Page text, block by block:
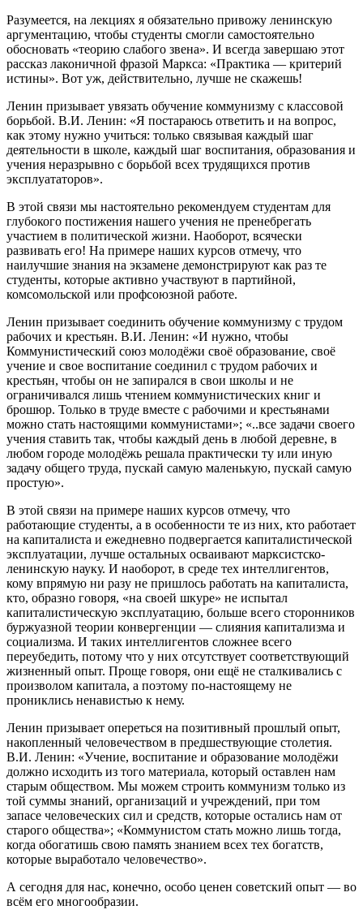
Разумеется, на лекциях я обязательно привожу ленинскую
аргументацию, чтобы студенты смогли самостоятельно
обосновать «теорию слабого звена». И всегда завершаю этот
рассказ лаконичной фразой Маркса: «Практика — критерий
истины». Вот уж, действительно, лучше не скажешь!
Ленин призывает увязать обучение коммунизму с классовой
борьбой. В.И. Ленин: «Я постараюсь ответить и на вопрос,
как этому нужно учиться: только связывая каждый шаг
деятельности в школе, каждый шаг воспитания, образования и
учения неразрывно с борьбой всех трудящихся против
эксплуататоров».
В этой связи мы настоятельно рекомендуем студентам для
глубокого постижения нашего учения не пренебрегать
участием в политической жизни. Наоборот, всячески
развивать его! На примере наших курсов отмечу, что
наилучшие знания на экзамене демонстрируют как раз те
студенты, которые активно участвуют в партийной,
комсомольской или профсоюзной работе.
Ленин призывает соединить обучение коммунизму с трудом
рабочих и крестьян. В.И. Ленин: «И нужно, чтобы
Коммунистический союз молодёжи своё образование, своё
учение и свое воспитание соединил с трудом рабочих и
крестьян, чтобы он не запирался в свои школы и не
ограничивался лишь чтением коммунистических книг и
брошюр. Только в труде вместе с рабочими и крестьянами
можно стать настоящими коммунистами»; «..все задачи своего
учения ставить так, чтобы каждый день в любой деревне, в
любом городе молодёжь решала практически ту или иную
задачу общего труда, пускай самую маленькую, пускай самую
простую».
В этой связи на примере наших курсов отмечу, что
работающие студенты, а в особенности те из них, кто работает
на капиталиста и ежедневно подвергается капиталистической
эксплуатации, лучше остальных осваивают марксистско-
ленинскую науку. И наоборот, в среде тех интеллигентов,
кому впрямую ни разу не пришлось работать на капиталиста,
кто, образно говоря, «на своей шкуре» не испытал
капиталистическую эксплуатацию, больше всего сторонников
буржуазной теории конвергенции — слияния капитализма и
социализма. И таких интеллигентов сложнее всего
переубедить, потому что у них отсутствует соответствующий
жизненный опыт. Проще говоря, они ещё не сталкивались с
произволом капитала, а поэтому по-настоящему не
прониклись ненавистью к нему.
Ленин призывает опереться на позитивный прошлый опыт,
накопленный человечеством в предшествующие столетия.
В.И. Ленин: «Учение, воспитание и образование молодёжи
должно исходить из того материала, который оставлен нам
старым обществом. Мы можем строить коммунизм только из
той суммы знаний, организаций и учреждений, при том
запасе человеческих сил и средств, которые остались нам от
старого общества»; «Коммунистом стать можно лишь тогда,
когда обогатишь свою память знанием всех тех богатств,
которые выработало человечество».
А сегодня для нас, конечно, особо ценен советский опыт — во
всём его многообразии.